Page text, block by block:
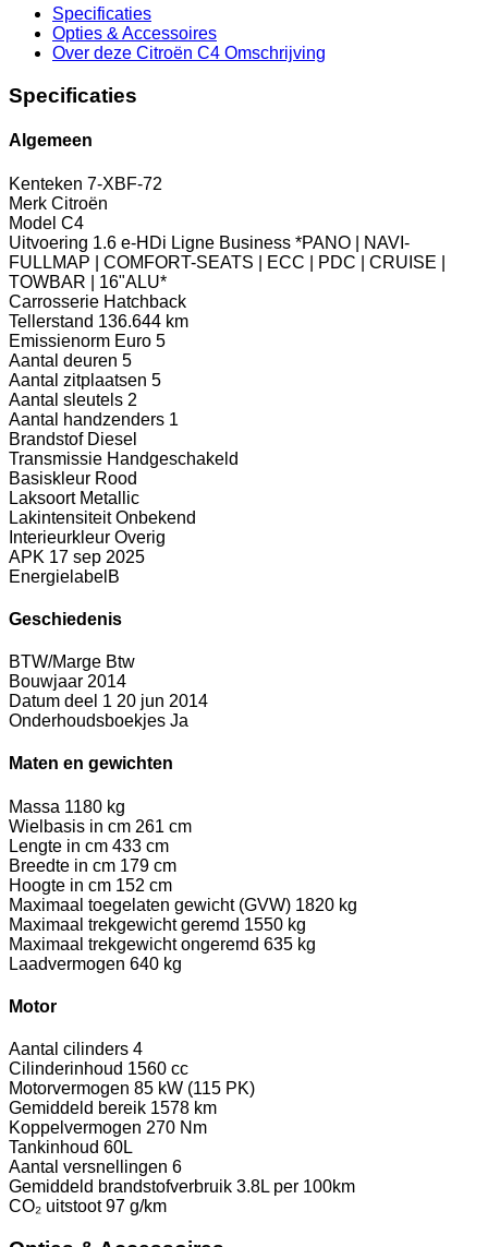
Specificaties
Opties & Accessoires
Over deze Citroën C4 Omschrijving
Specificaties
Algemeen
Kenteken 7-XBF-72
Merk Citroën
Model C4
Uitvoering 1.6 e-HDi Ligne Business *PANO | NAVI-
FULLMAP | COMFORT-SEATS | ECC | PDC | CRUISE |
TOWBAR | 16"ALU*
Carrosserie Hatchback
Tellerstand 136.644 km
Emissienorm Euro 5
Aantal deuren 5
Aantal zitplaatsen 5
Aantal sleutels 2
Aantal handzenders 1
Brandstof Diesel
Transmissie Handgeschakeld
Basiskleur Rood
Laksoort Metallic
Lakintensiteit Onbekend
Interieurkleur Overig
APK 17 sep 2025
Energielabel B
Geschiedenis
BTW/Marge Btw
Bouwjaar 2014
Datum deel 1 20 jun 2014
Onderhoudsboekjes Ja
Maten en gewichten
Massa 1180 kg
Wielbasis in cm 261 cm
Lengte in cm 433 cm
Breedte in cm 179 cm
Hoogte in cm 152 cm
Maximaal toegelaten gewicht (GVW) 1820 kg
Maximaal trekgewicht geremd 1550 kg
Maximaal trekgewicht ongeremd 635 kg
Laadvermogen 640 kg
Motor
Aantal cilinders 4
Cilinderinhoud 1560 cc
Motorvermogen 85 kW (115 PK)
Gemiddeld bereik 1578 km
Koppelvermogen 270 Nm
Tankinhoud 60L
Aantal versnellingen 6
Gemiddeld brandstofverbruik 3.8L per 100km
CO₂ uitstoot 97 g/km